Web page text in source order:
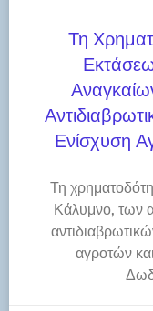
Τη
Ενίσχυση
Τη
Κάλυμνο, των
αγροτών